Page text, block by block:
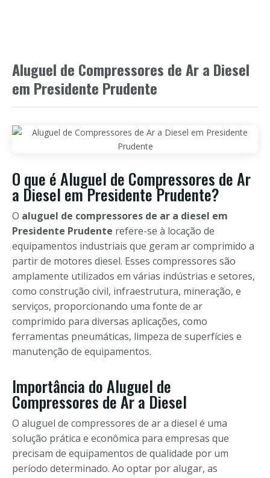
Aluguel de Compressores de Ar a Diesel
em Presidente Prudente
O que é Aluguel de Compressores de Ar
a Diesel em Presidente Prudente?
O aluguel de compressores de ar a diesel em
Presidente Prudente refere-se à locação de
equipamentos industriais que geram ar comprimido a
partir de motores diesel. Esses compressores são
amplamente utilizados em várias indústrias e setores,
como construção civil, infraestrutura, mineração, e
serviços, proporcionando uma fonte de ar
comprimido para diversas aplicações, como
ferramentas pneumáticas, limpeza de superfícies e
manutenção de equipamentos.
Importância do Aluguel de
Compressores de Ar a Diesel
O aluguel de compressores de ar a diesel é uma
solução prática e econômica para empresas que
precisam de equipamentos de qualidade por um
período determinado. Ao optar por alugar, as